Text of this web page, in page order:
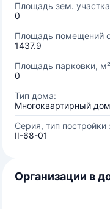
Площадь зем.
0
Площадь помещений
1437.9
Площадь парковки,
0
Тип дома:
Многоквартирный дом
Серия, тип постройки
II-68-01
Организации в